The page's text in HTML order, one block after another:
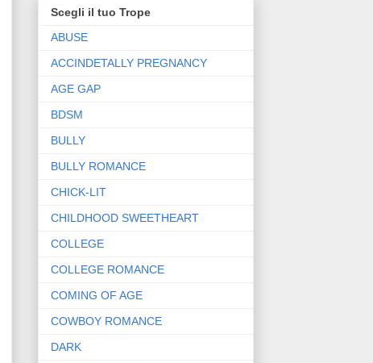
Scegli il tuo Trope
ABUSE
ACCINDETALLY PREGNANCY
AGE GAP
BDSM
BULLY
BULLY ROMANCE
CHICK-LIT
CHILDHOOD SWEETHEART
COLLEGE
COLLEGE ROMANCE
COMING OF AGE
COWBOY ROMANCE
DARK